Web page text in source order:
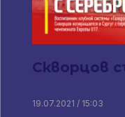
Скворцов
19.07.2021 / 15:03